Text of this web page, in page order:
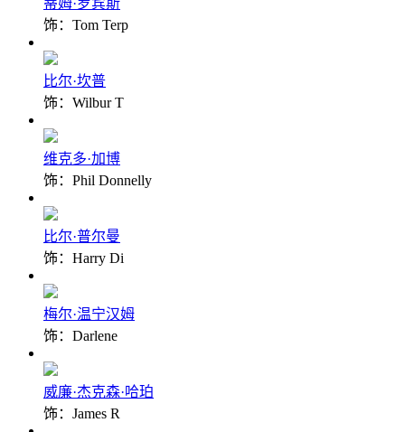
饰：Tom Terp
比尔·坎普
饰：Wilbur T
维克多·加博
饰：Phil Donnelly
比尔·普尔曼
饰：Harry Di
梅尔·温宁汉姆
饰：Darlene
威廉·杰克森·哈珀
饰：James R